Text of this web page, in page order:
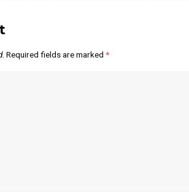
Required fields are marked *